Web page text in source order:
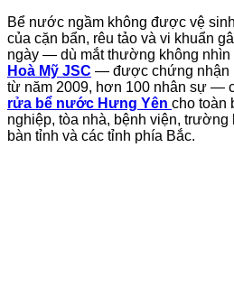
Bể nước ngầm không được vệ
của cặn bẩn, rêu tảo và vi khuẩn
ngày — dù mắt thường không nhìn
Hoà Mỹ JSC — được chứng nhận
từ năm 2009, hơn 100 nhân sự —
rửa bể nước Hưng Yên cho toàn
nghiệp, tòa nhà, bệnh viện, trường
bàn tỉnh và các tỉnh phía Bắc.